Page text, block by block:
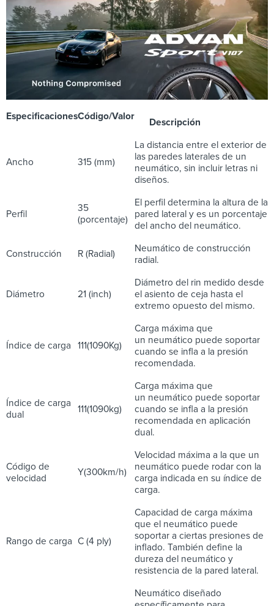
EspecificacionesCódigo/Valor
Descripción
Ancho 315 (mm)
La distancia entre el exterior de
las paredes laterales de un
neumático, sin incluir letras ni
diseños.
Perfil
35
(porcentaje)
El perfil determina la altura de la
pared lateral y es un porcentaje
del ancho del neumático.
Construcción R (Radial)
Neumático de construcción
radial.
Diámetro 21 (inch)
Diámetro del rin medido desde
el asiento de ceja hasta el
extremo opuesto del mismo.
Índice de carga 111(1090Kg)
Carga máxima que
un neumático puede soportar
cuando se infla a la presión
recomendada.
Índice de carga
dual
111(1090kg)
Carga máxima que
un neumático puede soportar
cuando se infla a la presión
recomendada en aplicación
dual.
Código de
velocidad
Y(300km/h)
Velocidad máxima a la que un
neumático puede rodar con la
carga indicada en su índice de
carga.
Rango de carga C (4 ply)
Capacidad de carga máxima
que el neumático puede
soportar a ciertas presiones de
inflado. También define la
dureza del neumático y
resistencia de la pared lateral.
Neumático diseñado